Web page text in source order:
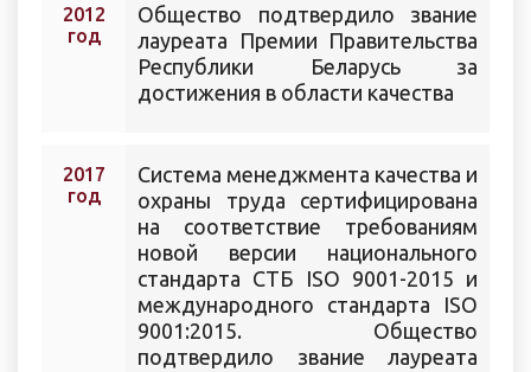
2012
год
Общество подтвердило звание
лауреата Премии Правительства
Республики Беларусь за
достижения в области качества
2017
год
Cистема менеджмента качества и
охраны труда сертифицирована
на соответствие требованиям
новой версии национального
стандарта СТБ ISO 9001-2015 и
международного стандарта ISO
9001:2015. Общество
подтвердило звание лауреата